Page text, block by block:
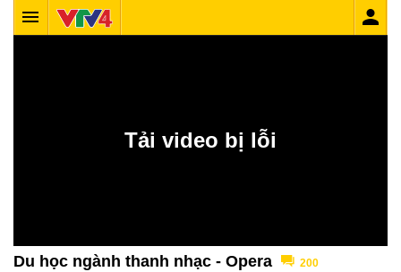
Du học ngành thanh nhạc - Opera 200